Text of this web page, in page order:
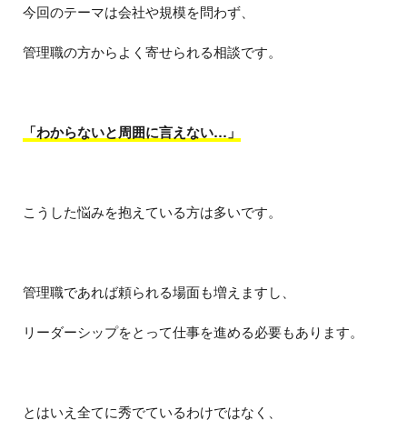
今回のテーマは会社や規模を問わず、
管理職の方からよく寄せられる相談です。
「わからないと周囲に言えない…」
こうした悩みを抱えている方は多いです。
管理職であれば頼られる場面も増えますし、
リーダーシップをとって仕事を進める必要もあります。
とはいえ全てに秀でているわけではなく、